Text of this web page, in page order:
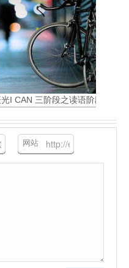
言和思维之教学视频分析
I CAN 三阶段之读语阶段(三)：
网站